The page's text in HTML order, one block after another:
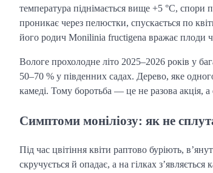
температура піднімається вище +5 °C, спори
проникає через пелюстки, спускається по
його родич Monilinia fructigena вражає плоди
Вологе прохолодне літо 2025–2026 років у
50–70 % у південних садах. Дерево, яке
камеді. Тому боротьба — це не разова акція, а
Симптоми моніліозу: як не
Під час цвітіння квіти раптово буріють,
скручується й опадає, а на гілках